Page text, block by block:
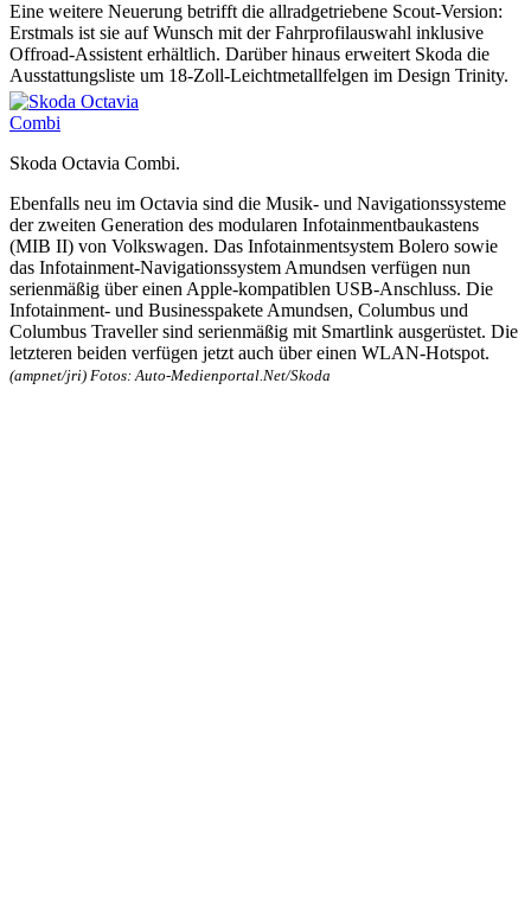
Eine weitere Neuerung betrifft die allradgetriebene Scout-Version:
Erstmals ist sie auf Wunsch mit der Fahrprofilauswahl inklusive
Offroad-Assistent erhältlich. Darüber hinaus erweitert Skoda die
Ausstattungsliste um 18-Zoll-Leichtmetallfelgen im Design Trinity.
Skoda Octavia Combi.
Ebenfalls neu im Octavia sind die Musik- und Navigationssysteme
der zweiten Generation des modularen Infotainmentbaukastens
(MIB II) von Volkswagen. Das Infotainmentsystem Bolero sowie
das Infotainment-Navigationssystem Amundsen verfügen nun
serienmäßig über einen Apple-kompatiblen USB-Anschluss. Die
Infotainment- und Businesspakete Amundsen, Columbus und
Columbus Traveller sind serienmäßig mit Smartlink ausgerüstet. Die
letzteren beiden verfügen jetzt auch über einen WLAN-Hotspot.
(ampnet/jri) Fotos: Auto-Medienportal.Net/Skoda